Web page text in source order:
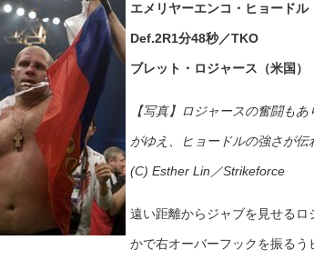
エメリヤーエンコ・ヒョードル
Def.2R1分48秒／TKO
ブレット・ロジャース（米国）
【写真】ロジャースの奮闘も
がゆえ、ヒョードルの強さが
(C) Esther Lin／Strikeforce
遠い距離からジャブを見せる
かで右オーバーフックを振るう